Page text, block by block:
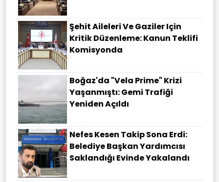
Şehit Aileleri Ve Gaziler Için
Kritik Düzenleme: Kanun Teklifi
Komisyonda
Boğaz'da "Vela Prime" Krizi
Yaşanmıştı: Gemi Trafiği
Yeniden Açıldı
Nefes Kesen Takip Sona Erdi:
Belediye Başkan Yardımcısı
Saklandığı Evinde Yakalandı